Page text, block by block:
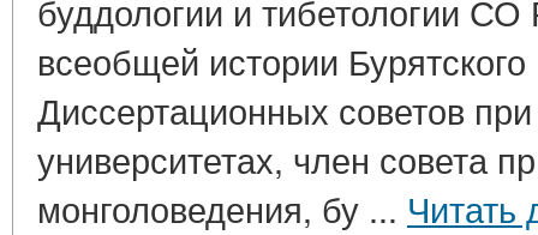
буддологии и тибетологии
всеобщей истории
Диссертационных советов
университетах, член совета
монголоведения, бу ... Читать